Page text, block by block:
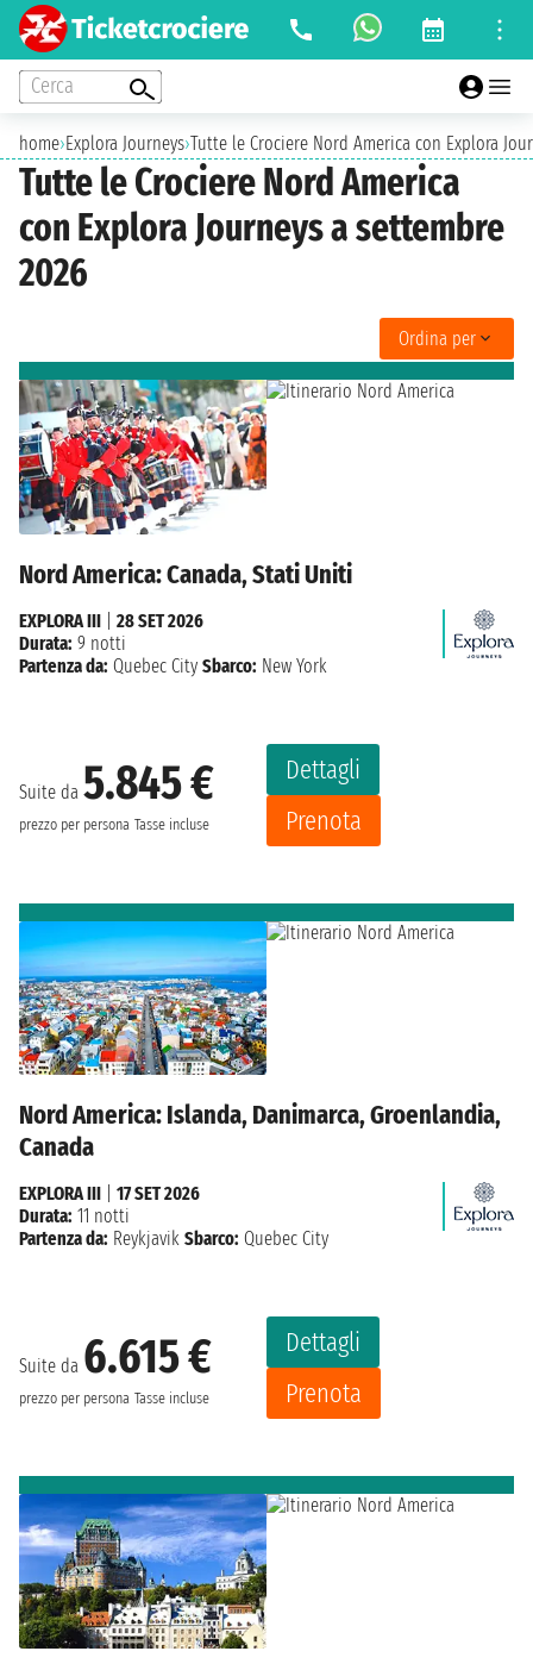
Cerca
home›Explora Journeys›Tutte le Crociere Nord America con Explora
Tutte le Crociere Nord America
con Explora Journeys a settembre
2026
Ordina per
Nord America: Canada, Stati Uniti
Suite da 5.845 €
prezzo per persona Tasse incluse
Dettagli
Prenota
EXPLORA III
28 SET 2026
Durata: 9 notti
Partenza da: Quebec City Sbarco: New York
Nord America: Islanda, Danimarca, Groenlandia,
Canada
Suite da 6.615 €
prezzo per persona Tasse incluse
Dettagli
Prenota
EXPLORA III
17 SET 2026
Durata: 11 notti
Partenza da: Reykjavik Sbarco: Quebec City